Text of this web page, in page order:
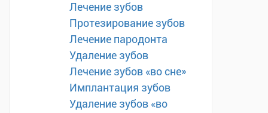
Лечение зубов
Протезирование зубов
Лечение пародонта
Удаление зубов
Лечение зубов «во сне»
Имплантация зубов
Удаление зубов «во